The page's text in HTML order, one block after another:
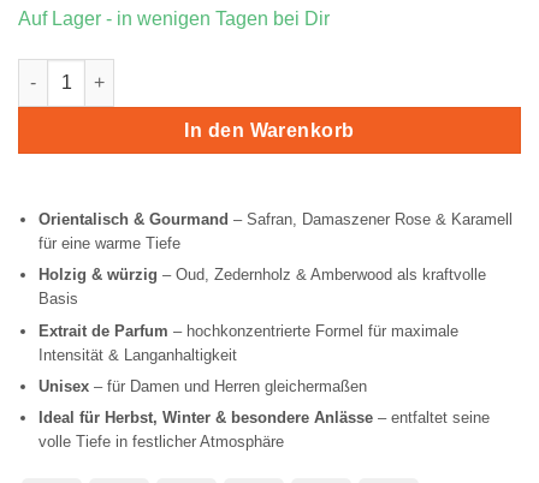
Auf Lager - in wenigen Tagen bei Dir
Riiffs Momento Extrait de Parfum Menge
In den Warenkorb
Orientalisch & Gourmand – Safran, Damaszener Rose & Karamell
für eine warme Tiefe
Holzig & würzig – Oud, Zedernholz & Amberwood als kraftvolle
Basis
Extrait de Parfum – hochkonzentrierte Formel für maximale
Intensität & Langanhaltigkeit
Unisex– für Damen und Herren gleichermaßen
Ideal für Herbst, Winter & besondere Anlässe– entfaltet seine
volle Tiefe in festlicher Atmosphäre